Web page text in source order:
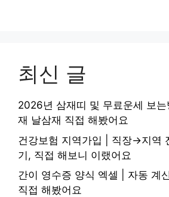
최신 글
2026년 삼재띠 및 무료운세 보
재 날삼재 직접 해봤어요
건강보험 지역가입 | 직장→지역
기, 직접 해보니 이랬어요
간이 영수증 양식 엑셀 | 자동 계
직접 해봤어요